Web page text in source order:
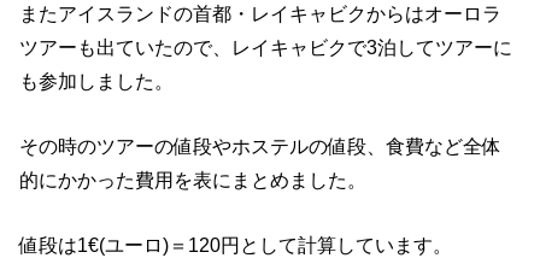
またアイスランドの首都・レイキャビクからはオーロラ
ツアーも出ていたので、レイキャビクで3泊してツアーに
も参加しました。
その時のツアーの値段やホステルの値段、食費など全体
的にかかった費用を表にまとめました。
値段は1€(ユーロ)＝120円として計算しています。